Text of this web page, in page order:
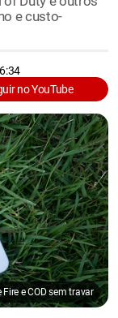
e custo-
no YouTube
e COD sem travar